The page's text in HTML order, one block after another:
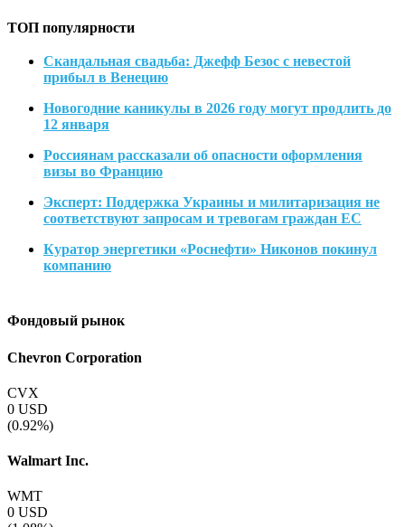
ТОП популярности
Скандальная свадьба: Джефф Безос с невестой
прибыл в Венецию
Новогодние каникулы в 2026 году могут продлить до
12 января
Россиянам рассказали об опасности оформления
визы во Францию
Эксперт: Поддержка Украины и милитаризация не
соответствуют запросам и тревогам граждан ЕС
Куратор энергетики «Роснефти» Никонов покинул
компанию
Фондовый рынок
Chevron Corporation
CVX
0 USD
(0.92%)
Walmart Inc.
WMT
0 USD